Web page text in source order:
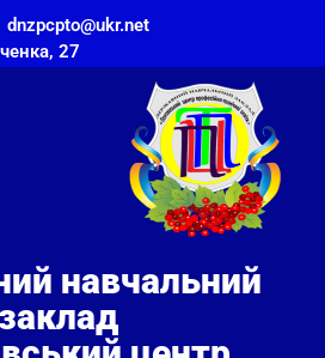
dnzpcpto@ukr.net
27
навчальний
заклад